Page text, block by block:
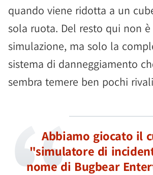
quando viene ridotta a un
sola ruota. Del resto qui non
simulazione, ma solo la
sistema di danneggiamento
sembra temere ben pochi
Abbiamo giocato il
"simulatore di
nome di Bugbear